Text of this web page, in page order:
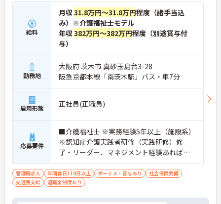
給料
月収31.8万円～31.8万円程度（諸手当込
み）※介護福祉士モデル
年収382万円～382万円程度（別途賞与付
与）
勤務地
大阪府 茨木市 真砂玉島台3-28
阪急京都本線「南茨木駅」バス・車7分
雇用形態 正社員(正職員)
応募要件
■介護福祉士 ※実務経験5年以上（施設系）
※認知症介護実践者研修（実践研修）修
了・リーダー、マネジメント経験あれば尚
可
管理職求人 年間休日110日以上 ボーナス・賞与あり
社会保険完備
交通費支給
退職金制度あり